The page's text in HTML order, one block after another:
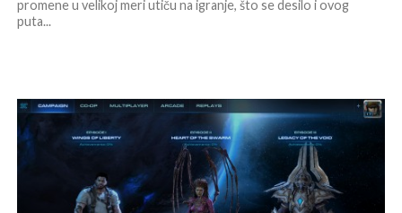
promene u velikoj meri utiču na igranje, što se desilo i ovog
puta...